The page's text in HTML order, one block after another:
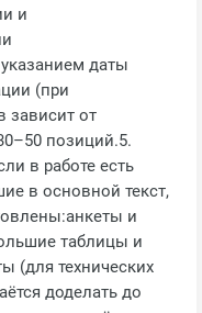
и
указанием даты
(при
зависит от
позиций.5.
в работе есть
в основной текст,
и
таблицы и
(для технических
доделать до